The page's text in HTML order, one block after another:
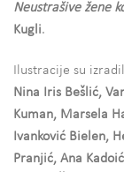
Neustrašive žene
Kugli.
Ilustracije su
Nina Iris Bešlić,
Kuman, Marsela
Ivanković Bielen,
Pranjić, Ana